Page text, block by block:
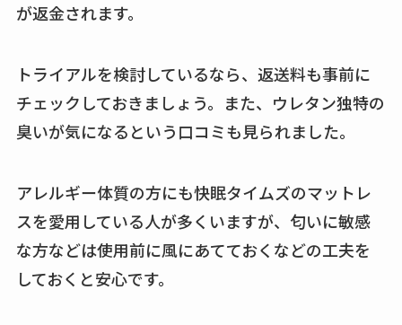
が返金されます。
トライアルを検討しているなら、返送料も事前に
チェックしておきましょう。また、ウレタン独特の
臭いが気になるという口コミも見られました。
アレルギー体質の方にも快眠タイムズのマットレ
スを愛用している人が多くいますが、匂いに敏感
な方などは使用前に風にあてておくなどの工夫を
しておくと安心です。